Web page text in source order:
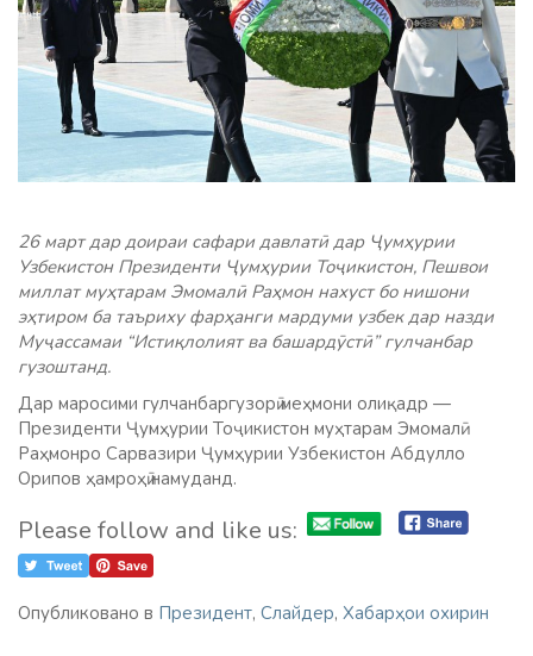
26 март дар доираи сафари давлатӣ дар Ҷумҳурии
Узбекистон Президенти Ҷумҳурии Тоҷикистон, Пешвои
миллат муҳтарам Эмомалӣ Раҳмон нахуст бо нишони
эҳтиром ба таъриху фарҳанги мардуми узбек дар назди
Муҷассамаи “Истиқлолият ва башардӯстӣ” гулчанбар
гузоштанд.
Дар маросими гулчанбаргузорӣ меҳмони олиқадр —
Президенти Ҷумҳурии Тоҷикистон муҳтарам Эмомалӣ
Раҳмонро Сарвазири Ҷумҳурии Узбекистон Абдулло
Орипов ҳамроҳӣ намуданд.
Please follow and like us:
Опубликовано в Президент, Слайдер, Хабарҳои охирин